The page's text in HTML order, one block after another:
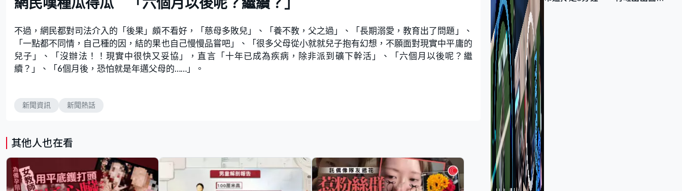
不過，網民都對司法介入的「後果」頗不看好，「慈母多敗兒」、「養不教，父之過」、「長期溺愛，教育出了問題」、
「一點都不同情，自己種的因，結的果也自己慢慢品嘗吧」、「很多父母從小就就兒子抱有幻想，不願面對現實中平庸的
兒子」、「沒辦法！！現實中很快又妥協」，直言「十年已成為疾病，除非派到礦下幹活」、「六個月以後呢？繼
續？」、「6個月後，恐怕就是年邁父母的……」。
新聞資訊 新聞熱話
其他人也在看